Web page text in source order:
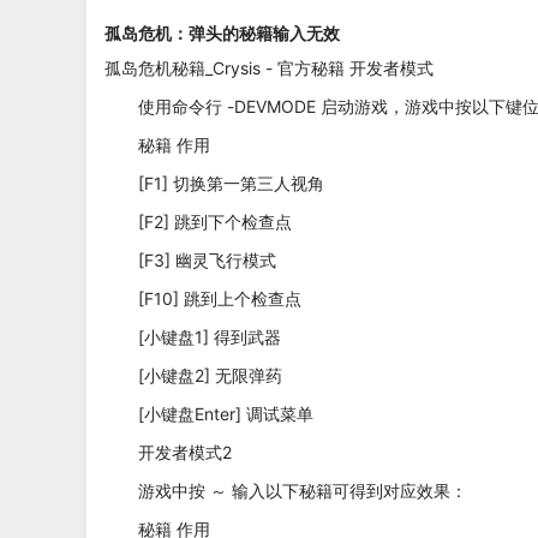
孤岛危机：弹头的秘籍输入无效
孤岛危机秘籍_Crysis - 官方秘籍 开发者模式
使用命令行 -DEVMODE 启动游戏，游戏中按以下键
秘籍 作用
[F1] 切换第一第三人视角
[F2] 跳到下个检查点
[F3] 幽灵飞行模式
[F10] 跳到上个检查点
[小键盘1] 得到武器
[小键盘2] 无限弹药
[小键盘Enter] 调试菜单
开发者模式2
游戏中按 ～ 输入以下秘籍可得到对应效果：
秘籍 作用